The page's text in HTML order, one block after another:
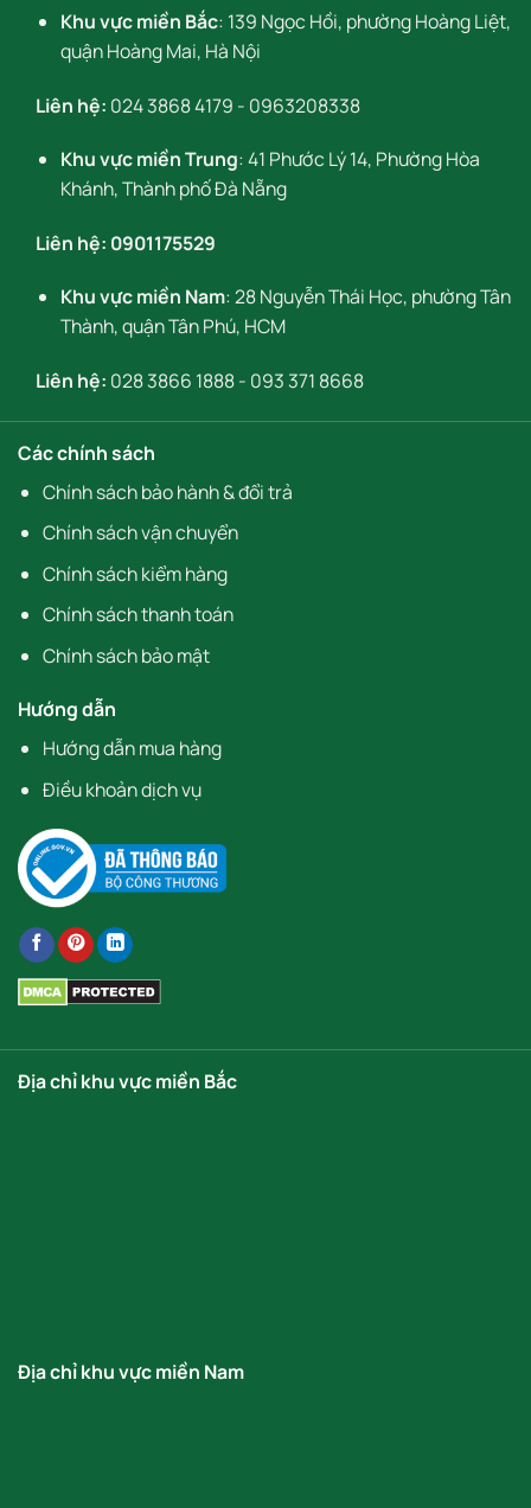
Khu vực miền Bắc: 139 Ngọc Hồi, phường Hoàng Liệt,
quận Hoàng Mai, Hà Nội
Liên hệ: 024 3868 4179 - 0963208338
Khu vực miền Trung: 41 Phước Lý 14, Phường Hòa
Khánh, Thành phố Đà Nẵng
Liên hệ: 0901175529
Khu vực miền Nam: 28 Nguyễn Thái Học, phường Tân
Thành, quận Tân Phú, HCM
Liên hệ: 028 3866 1888- 093 371 8668
Các chính sách
Chính sách bảo hành & đổi trả
Chính sách vận chuyển
Chính sách kiểm hàng
Chính sách thanh toán
Chính sách bảo mật
Hướng dẫn
Hướng dẫn mua hàng
Điều khoản dịch vụ
Địa chỉ khu vực miền Bắc
Địa chỉ khu vực miền Nam